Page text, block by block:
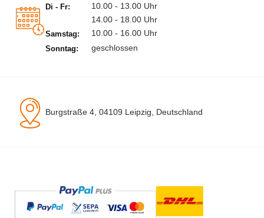
Di - Fr:
10.00 - 13.00 Uhr
14.00 - 18.00 Uhr
Samstag: 10.00 - 16.00 Uhr
Sonntag: geschlossen
Burgstraße 4, 04109 Leipzig, Deutschland